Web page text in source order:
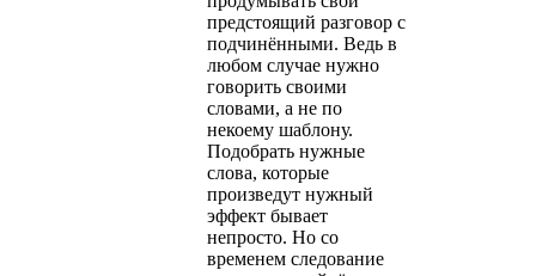
предстоящий разговор с
подчинёнными. Ведь в
любом случае нужно
говорить своими
словами, а не по
некоему шаблону.
Подобрать нужные
слова, которые
произведут нужный
эффект бывает
непросто. Но со
временем следование